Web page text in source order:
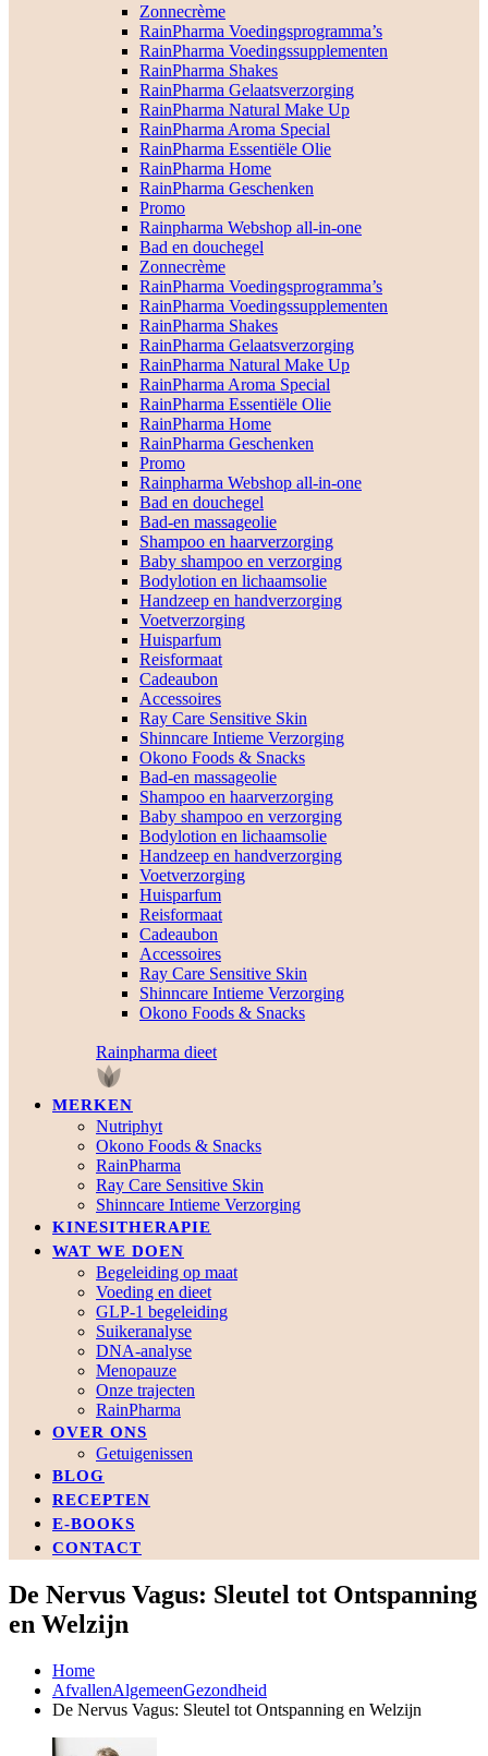
Zonnecrème
RainPharma Voedingsprogramma’s
RainPharma Voedingssupplementen
RainPharma Shakes
RainPharma Gelaatsverzorging
RainPharma Natural Make Up
RainPharma Aroma Special
RainPharma Essentiële Olie
RainPharma Home
RainPharma Geschenken
Promo
Rainpharma Webshop all-in-one
Bad en douchegel
Zonnecrème
RainPharma Voedingsprogramma’s
RainPharma Voedingssupplementen
RainPharma Shakes
RainPharma Gelaatsverzorging
RainPharma Natural Make Up
RainPharma Aroma Special
RainPharma Essentiële Olie
RainPharma Home
RainPharma Geschenken
Promo
Rainpharma Webshop all-in-one
Bad en douchegel
Bad-en massageolie
Shampoo en haarverzorging
Baby shampoo en verzorging
Bodylotion en lichaamsolie
Handzeep en handverzorging
Voetverzorging
Huisparfum
Reisformaat
Cadeaubon
Accessoires
Ray Care Sensitive Skin
Shinncare Intieme Verzorging
Okono Foods & Snacks
Bad-en massageolie
Shampoo en haarverzorging
Baby shampoo en verzorging
Bodylotion en lichaamsolie
Handzeep en handverzorging
Voetverzorging
Huisparfum
Reisformaat
Cadeaubon
Accessoires
Ray Care Sensitive Skin
Shinncare Intieme Verzorging
Okono Foods & Snacks
Rainpharma dieet
MERKEN
Nutriphyt
Okono Foods & Snacks
RainPharma
Ray Care Sensitive Skin
Shinncare Intieme Verzorging
KINESITHERAPIE
WAT WE DOEN
Begeleiding op maat
Voeding en dieet
GLP-1 begeleiding
Suikeranalyse
DNA-analyse
Menopauze
Onze trajecten
RainPharma
OVER ONS
Getuigenissen
BLOG
RECEPTEN
E-BOOKS
CONTACT
De Nervus Vagus: Sleutel tot Ontspanning
en Welzijn
Home
AfvallenAlgemeenGezondheid
De Nervus Vagus: Sleutel tot Ontspanning en Welzijn